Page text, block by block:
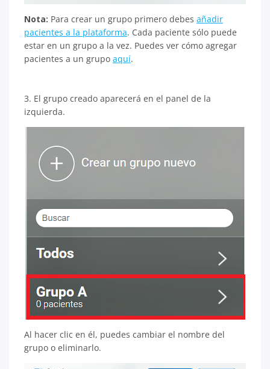
Nota: Para crear un grupo primero debes añadir
pacientes a la plataforma. Cada paciente sólo puede
estar en un grupo a la vez. Puedes ver cómo agregar
pacientes a un grupo aquí.
3. El grupo creado aparecerá en el panel de la
izquierda.
Al hacer clic en él, puedes cambiar el nombre del
grupo o eliminarlo.